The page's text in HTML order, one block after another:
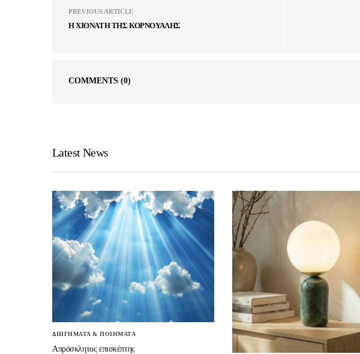
PREVIOUS ARTICLE
Η ΧΙΟΝΑΤΗ ΤΗΣ ΚΟΡΝΟΥΑΛΗΣ
COMMENTS (0)
Latest News
ΔΙΗΓΗΜΑΤΑ & ΠΟΙΗΜΑΤΑ
Απρόσκλητος επισκέπτης